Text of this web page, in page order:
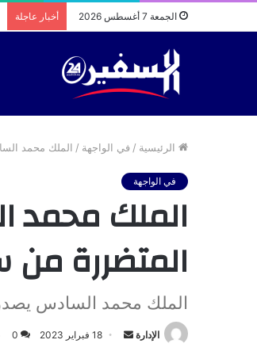
الجمعة 7 أغسطس 2026 أخبار عاجلة
الرئيسية / في الواجهة / الملك محمد
في الواجهة
الملك محمد
المتضررة من
الملك محمد السادس
الإدارة
أرسل 18 فبراير 2023 0